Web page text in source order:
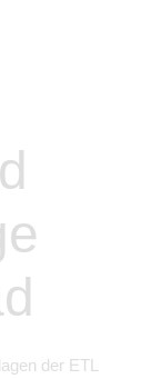
der ETL